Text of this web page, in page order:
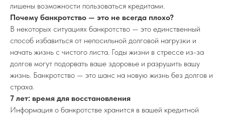
лишены возможности пользоваться кредитами.
Почему банкротство — это не всегда плохо?
В некоторых ситуациях банкротство — это единственный
способ избавиться от непосильной долговой нагрузки и
начать жизнь с чистого листа. Годы жизни в стрессе из-за
долгов могут подорвать ваше здоровье и разрушить вашу
жизнь. Банкротство — это шанс на новую жизнь без долгов и
страха.
7 лет: время для восстановления
Информация о банкротстве хранится в вашей кредитной